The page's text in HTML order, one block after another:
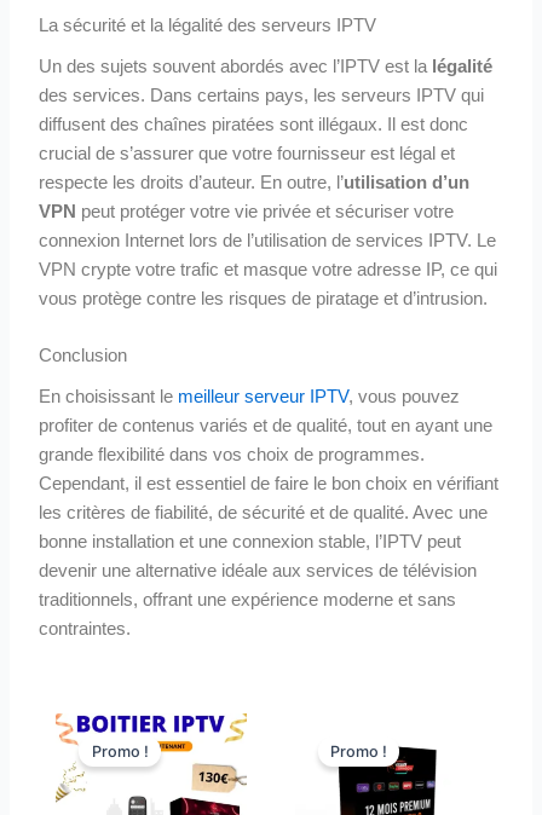
La sécurité et la légalité des serveurs IPTV
Un des sujets souvent abordés avec l’IPTV est la légalité
des services. Dans certains pays, les serveurs IPTV qui
diffusent des chaînes piratées sont illégaux. Il est donc
crucial de s’assurer que votre fournisseur est légal et
respecte les droits d’auteur. En outre, l’utilisation d’un
VPN peut protéger votre vie privée et sécuriser votre
connexion Internet lors de l’utilisation de services IPTV. Le
VPN crypte votre trafic et masque votre adresse IP, ce qui
vous protège contre les risques de piratage et d’intrusion.
Conclusion
En choisissant le meilleur serveur IPTV, vous pouvez
profiter de contenus variés et de qualité, tout en ayant une
grande flexibilité dans vos choix de programmes.
Cependant, il est essentiel de faire le bon choix en vérifiant
les critères de fiabilité, de sécurité et de qualité. Avec une
bonne installation et une connexion stable, l’IPTV peut
devenir une alternative idéale aux services de télévision
traditionnels, offrant une expérience moderne et sans
contraintes.
Promo !
Le
prix
initial
229,00 €.
Le
prix
actuel
est :
130,00 €.
Promo !
prix
initial
était :
170,00 €.